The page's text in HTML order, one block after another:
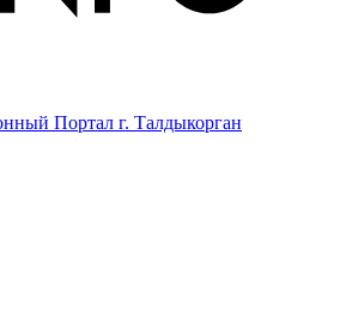
Портал г. Талдыкорган